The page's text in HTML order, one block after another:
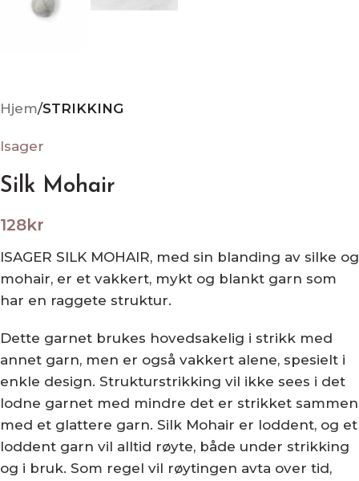
Hjem STRIKKING
Isager
Silk Mohair
128kr
ISAGER SILK MOHAIR, med sin blanding av silke og
mohair, er et vakkert, mykt og blankt garn som
har en raggete struktur.
Dette garnet brukes hovedsakelig i strikk med
annet garn, men er også vakkert alene, spesielt i
enkle design. Strukturstrikking vil ikke sees i det
lodne garnet med mindre det er strikket sammen
med et glattere garn. Silk Mohair er loddent, og et
loddent garn vil alltid røyte, både under strikking
og i bruk. Som regel vil røytingen avta over tid,